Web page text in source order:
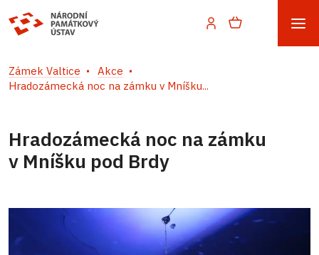
Zámek Valtice
Akce
Hradozámecká noc na zámku v Mníšku...
Hradozámecká noc na zámku
v Mníšku pod Brdy